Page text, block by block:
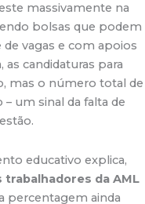
massivamente na
bolsas que podem
de vagas e com apoios
candidaturas para
mas o número total de
um sinal da falta de
.
educativo explica,
trabalhadores da AML
percentagem ainda